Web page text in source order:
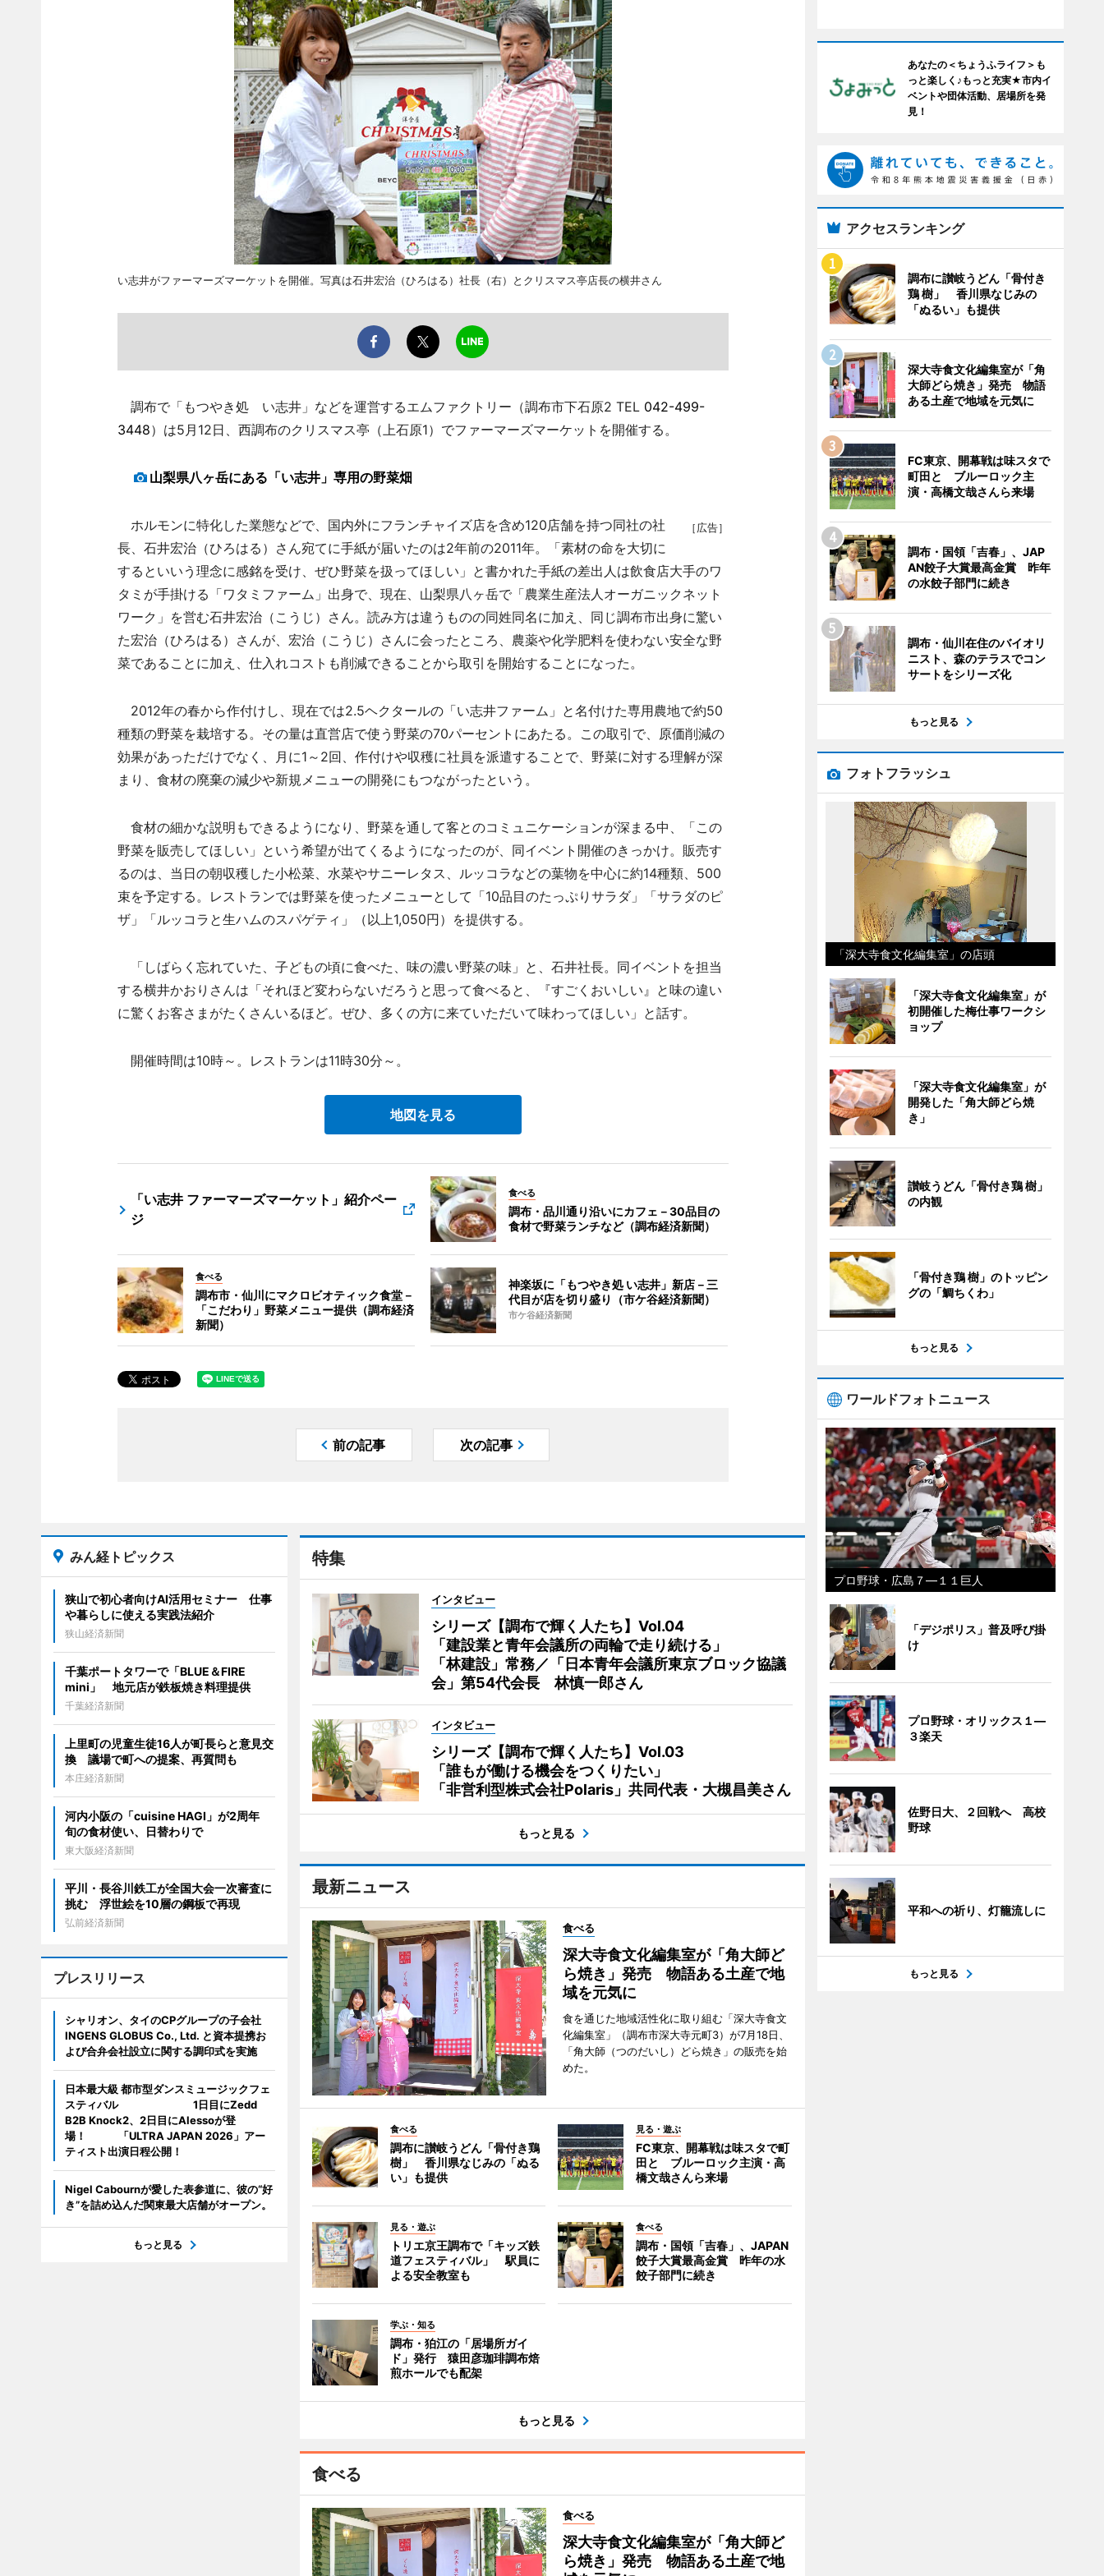
い志井がファーマーズマーケットを開催。写真は石井宏治（ひろはる）社長（右）とクリスマス亭店長の横井さん
調布で「もつやき処 い志井」などを運営するエムファクトリー（調布市下石原2 TEL 042-499-
3448）は5月12日、西調布のクリスマス亭（上石原1）でファーマーズマーケットを開催する。
山梨県八ヶ岳にある「い志井」専用の野菜畑
［広告］
ホルモンに特化した業態などで、国内外にフランチャイズ店を含め120店舗を持つ同社の社
長、石井宏治（ひろはる）さん宛てに手紙が届いたのは2年前の2011年。「素材の命を大切に
するといいう理念に感銘を受け、ぜひ野菜を扱ってほしい」と書かれた手紙の差出人は飲食店大手のワ
タミが手掛ける「ワタミファーム」出身で、現在、山梨県八ヶ岳で「農業生産法人オーガニックネット
ワーク」を営む石井宏治（こうじ）さん。読み方は違うものの同姓同名に加え、同じ調布市出身に驚い
た宏治（ひろはる）さんが、宏治（こうじ）さんに会ったところ、農薬や化学肥料を使わない安全な野
菜であることに加え、仕入れコストも削減できることから取引を開始することになった。
2012年の春から作付けし、現在では2.5ヘクタールの「い志井ファーム」と名付けた専用農地で約50
種類の野菜を栽培する。その量は直営店で使う野菜の70パーセントにあたる。この取引で、原価削減の
効果があっただけでなく、月に1～2回、作付けや収穫に社員を派遣することで、野菜に対する理解が深
まり、食材の廃棄の減少や新規メニューの開発にもつながったという。
食材の細かな説明もできるようになり、野菜を通して客とのコミュニケーションが深まる中、「この
野菜を販売してほしい」という希望が出てくるようになったのが、同イベント開催のきっかけ。販売す
るのは、当日の朝収穫した小松菜、水菜やサニーレタス、ルッコラなどの葉物を中心に約14種類、500
束を予定する。レストランでは野菜を使ったメニューとして「10品目のたっぷりサラダ」「サラダのピ
ザ」「ルッコラと生ハムのスパゲティ」（以上1,050円）を提供する。
「しばらく忘れていた、子どもの頃に食べた、味の濃い野菜の味」と、石井社長。同イベントを担当
する横井かおりさんは「それほど変わらないだろうと思って食べると、『すごくおいしい』と味の違い
に驚くお客さまがたくさんいるほど。ぜひ、多くの方に来ていただいて味わってほしい」と話す。
開催時間は10時～。レストランは11時30分～。
地図を見る
「い志井 ファーマーズマーケット」紹介ペー
ジ
食べる
調布・品川通り沿いにカフェ－30品目の
食材で野菜ランチなど（調布経済新聞）
食べる
調布市・仙川にマクロビオティック食堂－
「こだわり」野菜メニュー提供（調布経済
新聞）
神楽坂に「もつやき処 い志井」新店－三
代目が店を切り盛り（市ケ谷経済新聞）
市ケ谷経済新聞
前の記事 次の記事
特集
インタビュー
シリーズ【調布で輝く人たち】Vol.04
「建設業と青年会議所の両輪で走り続ける」
「林建設」常務／「日本青年会議所東京ブロック協議
会」第54代会長 林慎一郎さん
インタビュー
シリーズ【調布で輝く人たち】Vol.03
「誰もが働ける機会をつくりたい」
「非営利型株式会社Polaris」共同代表・大槻昌美さん
もっと見る
最新ニュース
食べる
深大寺食文化編集室が「角大師ど
ら焼き」発売 物語ある土産で地
域を元気に
食を通じた地域活性化に取り組む「深大寺食文
化編集室」（調布市深大寺元町3）が7月18日、
「角大師（つのだいし）どら焼き」の販売を始
めた。
食べる
調布に讃岐うどん「骨付き鶏
樹」 香川県なじみの「ぬる
い」も提供
見る・遊ぶ
FC東京、開幕戦は味スタで町
田と ブルーロック主演・高
橋文哉さんら来場
見る・遊ぶ
トリエ京王調布で「キッズ鉄
道フェスティバル」 駅員に
よる安全教室も
食べる
調布・国領「吉春」、JAPAN
餃子大賞最高金賞 昨年の水
餃子部門に続き
学ぶ・知る
調布・狛江の「居場所ガイ
ド」発行 猿田彦珈琲調布焙
煎ホールでも配架
もっと見る
食べる
食べる
深大寺食文化編集室が「角大師ど
ら焼き」発売 物語ある土産で地
みん経トピックス
狭山で初心者向けAI活用セミナー 仕事
や暮らしに使える実践法紹介
狭山経済新聞
千葉ポートタワーで「BLUE＆FIRE
mini」 地元店が鉄板焼き料理提供
千葉経済新聞
上里町の児童生徒16人が町長らと意見交
換 議場で町への提案、再質問も
本庄経済新聞
河内小阪の「cuisine HAGI」が2周年
旬の食材使い、日替わりで
東大阪経済新聞
平川・長谷川鉄工が全国大会一次審査に
挑む 浮世絵を10層の鋼板で再現
弘前経済新聞
プレスリリース
シャリオン、タイのCPグループの子会社
INGENS GLOBUS Co., Ltd. と資本提携お
よび合弁会社設立に関する調印式を実施
日本最大級 都市型ダンスミュージックフェ
スティバル 1日目にZedd
B2B Knock2、2日目にAlessoが登
場！ 「ULTRA JAPAN 2026」アー
ティスト出演日程公開！
Nigel Cabournが愛した表参道に、彼の“好
き”を詰め込んだ関東最大店舗がオープン。
もっと見る
あなたの＜ちょうふライフ＞も
っと楽しく♪もっと充実★市内イ
ベントや団体活動、居場所を発
見！
アクセスランキング
調布に讃岐うどん「骨付き
鶏 樹」 香川県なじみの
「ぬるい」も提供
深大寺食文化編集室が「角
大師どら焼き」発売 物語
ある土産で地域を元気に
FC東京、開幕戦は味スタで
町田と ブルーロック主
演・高橋文哉さんら来場
調布・国領「吉春」、JAP
AN餃子大賞最高金賞 昨年
の水餃子部門に続き
調布・仙川在住のバイオリ
ニスト、森のテラスでコン
サートをシリーズ化
もっと見る
フォトフラッシュ
「深大寺食文化編集室」の店頭
「深大寺食文化編集室」が
初開催した梅仕事ワークシ
ョップ
「深大寺食文化編集室」が
開発した「角大師どら焼
き」
讃岐うどん「骨付き鶏 樹」
の内観
「骨付き鶏 樹」のトッピン
グの「鯛ちくわ」
もっと見る
ワールドフォトニュース
プロ野球・広島７―１１巨人
「デジポリス」普及呼び掛
け
プロ野球・オリックス１―
３楽天
佐野日大、２回戦へ 高校
野球
平和への祈り、灯籠流しに
もっと見る